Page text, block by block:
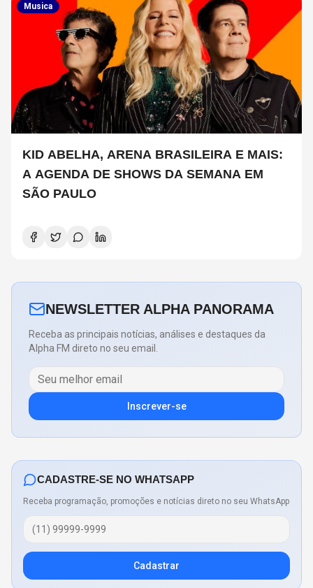
Musica
KID ABELHA, ARENA BRASILEIRA E MAIS:
A AGENDA DE SHOWS DA SEMANA EM
SÃO PAULO
NEWSLETTER ALPHA PANORAMA
Receba as principais notícias, análises e destaques da
Alpha FM direto no seu email.
Inscrever-se
CADASTRE-SE NO WHATSAPP
Receba programação, promoções e notícias direto no seu WhatsApp
Cadastrar